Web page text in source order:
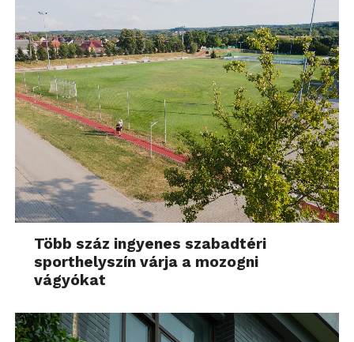
Több száz ingyenes szabadtéri
sporthelyszín várja a mozogni
vágyókat